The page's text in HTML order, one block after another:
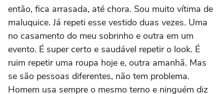
então, fica arrasada, até chora. Sou muito vítima de
maluquice. Já repeti esse vestido duas vezes. Uma
no casamento do meu sobrinho e outra em um
evento. É super certo e saudável repetir o look. É
ruim repetir uma roupa hoje e, outra amanhã. Mas
se são pessoas diferentes, não tem problema.
Homem usa sempre o mesmo terno e ninguém diz